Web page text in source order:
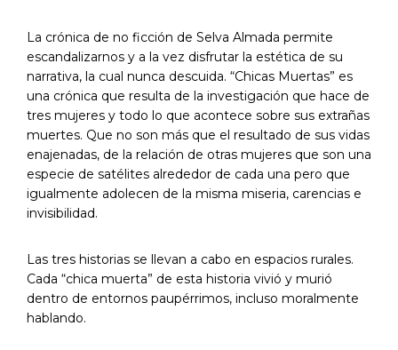
La crónica de no ficción de Selva Almada permite
escandalizarnos y a la vez disfrutar la estética de su
narrativa, la cual nunca descuida. “Chicas Muertas” es
una crónica que resulta de la investigación que hace de
tres mujeres y todo lo que acontece sobre sus extrañas
muertes. Que no son más que el resultado de sus vidas
enajenadas, de la relación de otras mujeres que son una
especie de satélites alrededor de cada una pero que
igualmente adolecen de la misma miseria, carencias e
invisibilidad.
Las tres historias se llevan a cabo en espacios rurales.
Cada “chica muerta” de esta historia vivió y murió
dentro de entornos paupérrimos, incluso moralmente
hablando.